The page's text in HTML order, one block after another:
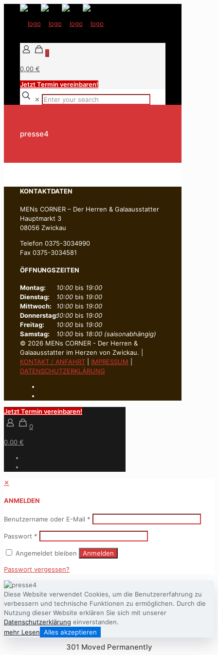
0
0,00 €
Jetzt Termin vereinbaren!
✕
presse4
KONTAKTDATEN
MENs CORNER – Der Herren & Galaausstatter
Hauptmarkt 3
08056 Zwickau
Telefon 0375-3034990
Fax 0375-3034581
ÖFFNUNGSZEITEN
Montag:
Dienstag:
Mittwoch:
Donnerstag:
Freitag:
Samstag:
10:00bis 19:00
10:00bis 19:00
10:00bis 19:00
10:00bis 19:00
10:00bis 19:00
10:00bis 18:00 (saisonabhängig)
© 2026 MENs CORNER - Der Herren &
Galaausstatter im Herzen von Zwickau. |
KONTAKT / ANFAHRT
IMPRESSUM
DATENSCHUTZERKLÄRUNG
Jetzt Termin vereinbaren!
0
0,00 €
✕
ANMELDEN
Benutzername oder E-Mail *
Passwort *
Angemeldet bleiben Anmelden
Passwort vergessen?
Diese Website verwendet Cookies, um die Benutzererfahrung zu
verbessern und technische Funktionen zu ermöglichen. Durch die
Nutzung dieser Website erklären Sie sich mit unserer
Datenschutzerklärung einverstanden.
mehr Lesen Alles akzeptieren
301 Moved Permanently